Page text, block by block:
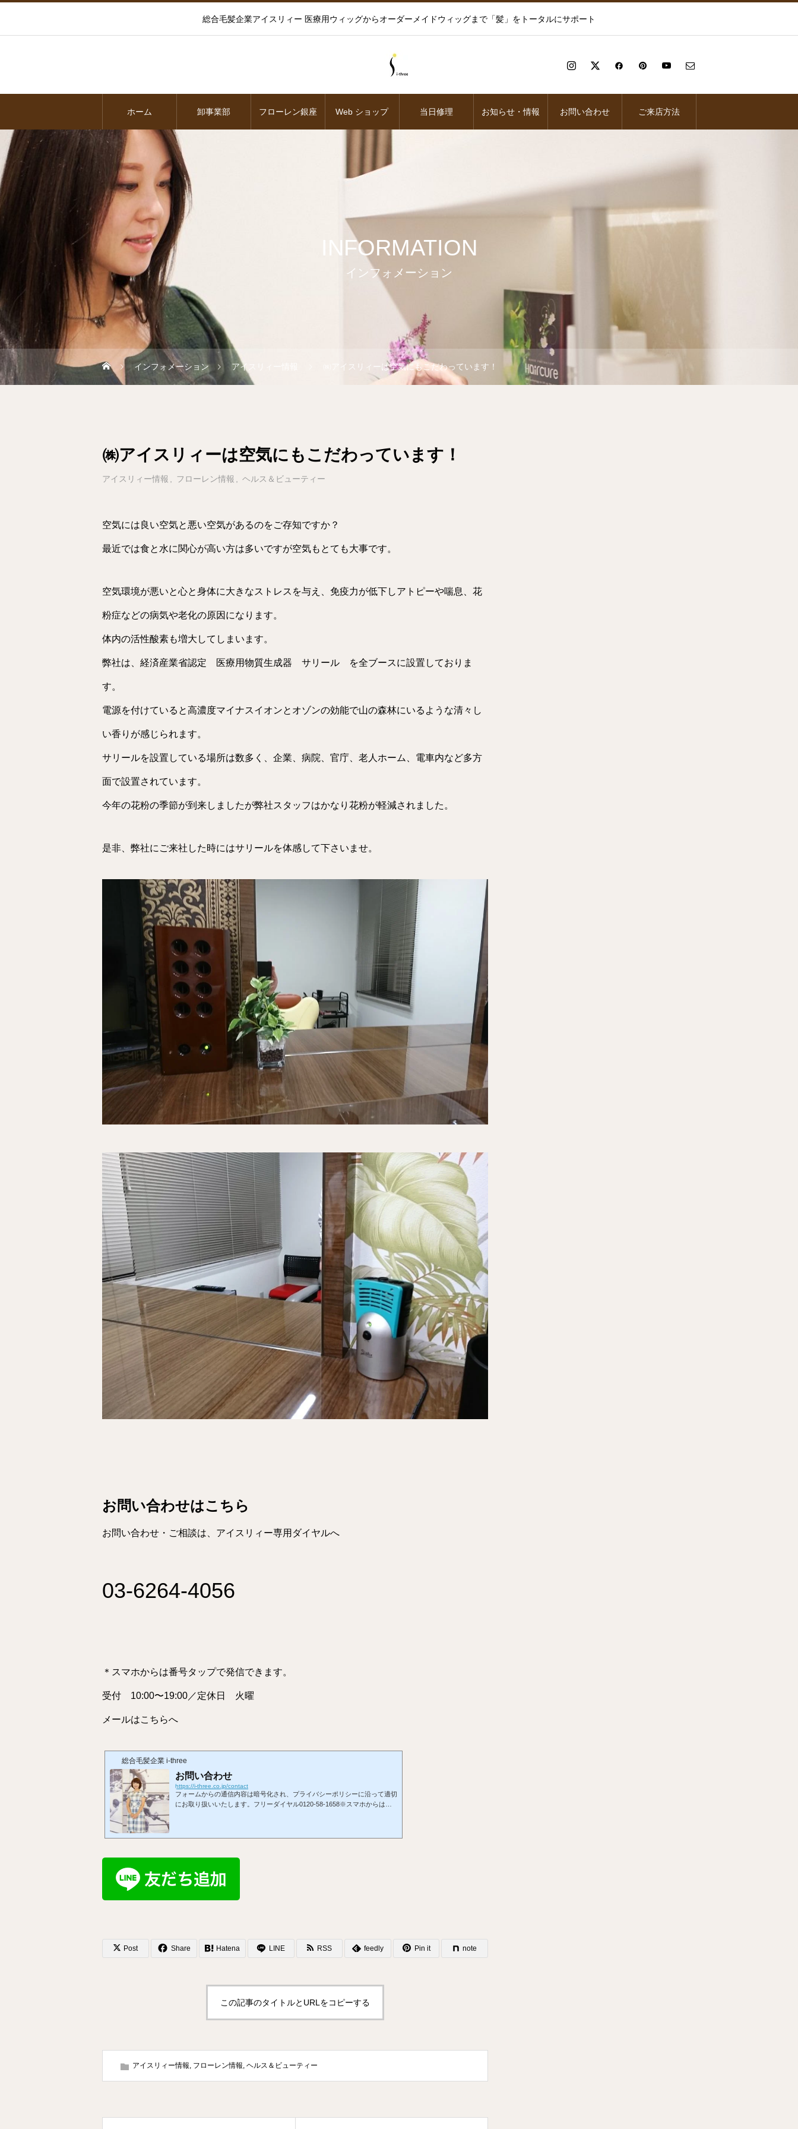
総合毛髪企業アイスリィー 医療用ウィッグからオーダーメイドウィッグまで「髪」をトータルにサポート
ホーム 卸事業部 フローレン銀座 Web ショップ 当日修理 お知らせ・情報 お問い合わせ ご来店方法
INFORMATION
インフォメーション
インフォメーション アイスリィー情報 ㈱アイスリィーは空気にもこだわっています！
㈱アイスリィーは空気にもこだわっています！
アイスリィー情報 フローレン情報 ヘルス＆ビューティー
空気には良い空気と悪い空気があるのをご存知ですか？
最近では食と水に関心が高い方は多いですが空気もとても大事です。
空気環境が悪いと心と身体に大きなストレスを与え、免疫力が低下しアトピーや喘息、花
粉症などの病気や老化の原因になります。
体内の活性酸素も増大してしまいます。
弊社は、経済産業省認定 医療用物質生成器 サリール を全ブースに設置しておりま
す。
電源を付けていると高濃度マイナスイオンとオゾンの効能で山の森林にいるような清々し
い香りが感じられます。
サリールを設置している場所は数多く、企業、病院、官庁、老人ホーム、電車内など多方
面で設置されています。
今年の花粉の季節が到来しましたが弊社スタッフはかなり花粉が軽減されました。
是非、弊社にご来社した時にはサリールを体感して下さいませ。
お問い合わせはこちら
お問い合わせ・ご相談は、アイスリィー専用ダイヤルへ
03-6264-4056
＊スマホからは番号タップで発信できます。
受付 10:00〜19:00／定休日 火曜
メールはこちらへ
総合毛髪企業 i-three
お問い合わせ
https://i-three.co.jp/contact
フォームからの通信内容は暗号化され、プライバシーポリシーに沿って適切
にお取り扱いいたします。フリーダイヤル0120-58-1658※スマホからは番
Post Share Hatena LINE RSS feedly Pin it note
この記事のタイトルとURLをコピーする
アイスリィー情報, フローレン情報, ヘルス＆ビューティー